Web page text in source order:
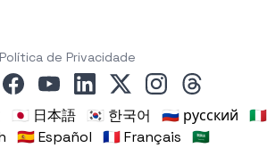
Política de Privacidade
facebookyoutubelinkedin
x instagramthreads
🇯🇵 日本語 🇰🇷 한국어 🇷🇺 русский
🇮🇹
🇪🇸 Español 🇫🇷 Français 🇸🇦